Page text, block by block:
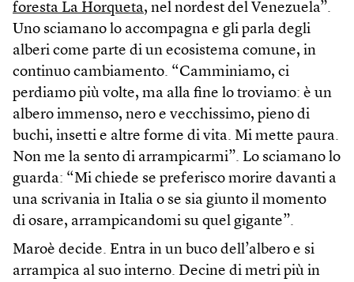
foresta La Horqueta, nel nordest del Venezuela”.
Uno sciamano lo accompagna e gli parla degli
alberi come parte di un ecosistema comune, in
continuo cambiamento. “Camminiamo, ci
perdiamo più volte, ma alla fine lo troviamo: è un
albero immenso, nero e vecchissimo, pieno di
buchi, insetti e altre forme di vita. Mi mette paura.
Non me la sento di arrampicarmi”. Lo sciamano lo
guarda: “Mi chiede se preferisco morire davanti a
una scrivania in Italia o se sia giunto il momento
di osare, arrampicandomi su quel gigante”.
Maroè decide. Entra in un buco dell’albero e si
arrampica al suo interno. Decine di metri più in